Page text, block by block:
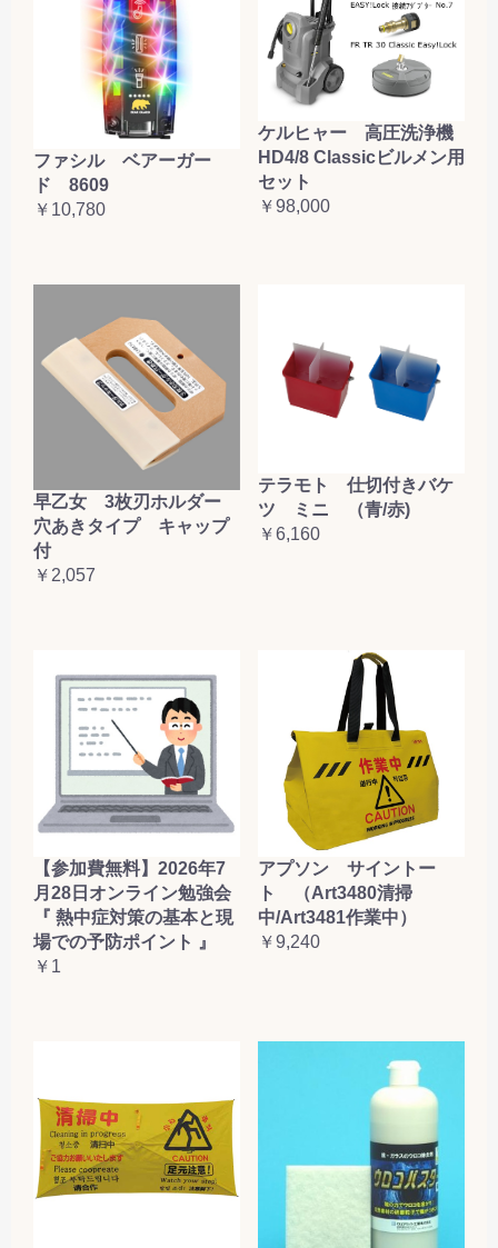
ファシル ベアーガー
ド 8609
￥10,780
ケルヒャー 高圧洗浄機
HD4/8 Classicビルメン用
セット
￥98,000
早乙女 3枚刃ホルダー
穴あきタイプ キャップ
付
￥2,057
テラモト 仕切付きバケ
ツ ミニ （青/赤)
￥6,160
【参加費無料】2026年7
月28日オンライン勉強会
『 熱中症対策の基本と現
場での予防ポイント 』
￥1
アプソン サイントー
ト （Art3480清掃
中/Art3481作業中）
￥9,240